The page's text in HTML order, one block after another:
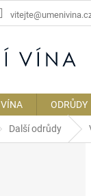
VÍNA ODRŮDY
Další odrůdy